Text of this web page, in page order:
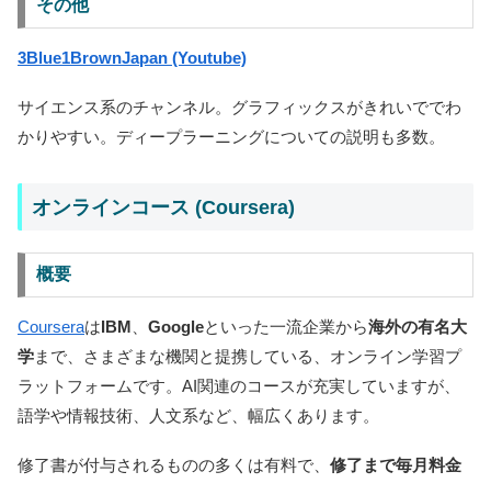
その他
3Blue1BrownJapan (Youtube)
サイエンス系のチャンネル。グラフィックスがきれいででわ
かりやすい。ディープラーニングについての説明も多数。
オンラインコース (Coursera)
概要
CourseraはIBM Googleといった一流企業から海外の有名大
学まで、さまざまな機関と提携している、オンライン学習プ
ラットフォームです。AI関連のコースが充実していますが、
語学や情報技術、人文系など、幅広くあります。
修了書が付与されるものの多くは有料で、 修了まで毎月料金